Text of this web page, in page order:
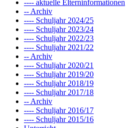
---- aktuelle Elterninformationen
-- Archiv
---- Schuljahr 2024/25
---- Schuljahr 2023/24
---- Schuljahr 2022/23
---- Schuljahr 2021/22
-- Archiv
---- Schuljahr 2020/21
---- Schuljahr 2019/20
---- Schuljahr 2018/19
---- Schuljahr 2017/18
-- Archiv
---- Schuljahr 2016/17
---- Schuljahr 2015/16